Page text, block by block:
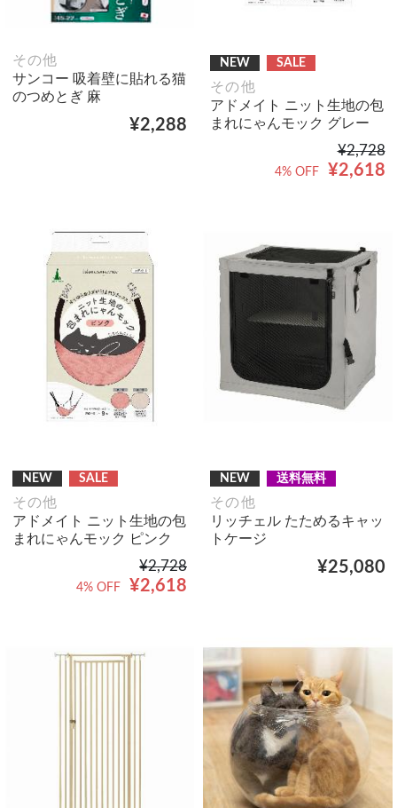
その他
サンコー 吸着壁に貼れる猫
のつめとぎ 麻
¥2,288
NEW SALE
その他
アドメイト ニット生地の包
まれにゃんモック グレー
¥2,728
¥2,618
4% OFF
NEW SALE
その他
アドメイト ニット生地の包
まれにゃんモック ピンク
¥2,728
¥2,618
4% OFF
NEW 送料無料
その他
リッチェル たためるキャッ
トケージ
¥25,080